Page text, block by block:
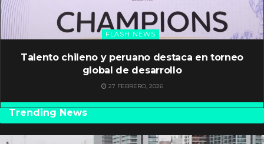
FLASH NEWS
Talento chileno y peruano destaca en torneo
global de desarrollo
27 FEBRERO, 2026
Trending News